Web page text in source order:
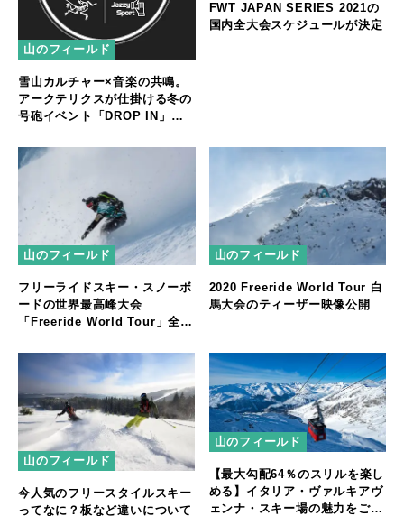
山のフィールド
雪山カルチャー×音楽の共鳴。
アークテリクスが仕掛ける冬の
号砲イベント「DROP IN」開
FWT JAPAN SERIES 2021の
国内全大会スケジュールが決定
山のフィールド
フリーライドスキー・スノーボ
ードの世界最高峰大会
「Freeride World Tour」全戦
山のフィールド
2020 Freeride World Tour 白
馬大会のティーザー映像公開
山のフィールド
今人気のフリースタイルスキー
ってなに？板など違いについて
山のフィールド
【最大勾配64％のスリルを楽し
める】イタリア・ヴァルキアヴ
ェンナ・スキー場の魅力をご紹